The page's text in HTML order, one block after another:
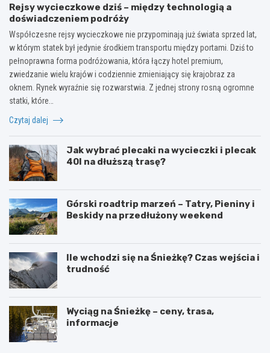
Rejsy wycieczkowe dziś – między technologią a
doświadczeniem podróży
Współczesne rejsy wycieczkowe nie przypominają już świata sprzed lat,
w którym statek był jedynie środkiem transportu między portami. Dziś to
pełnoprawna forma podróżowania, która łączy hotel premium,
zwiedzanie wielu krajów i codziennie zmieniający się krajobraz za
oknem. Rynek wyraźnie się rozwarstwia. Z jednej strony rosną ogromne
statki, które…
Czytaj dalej
Jak wybrać plecaki na wycieczki i plecak
40l na dłuższą trasę?
Górski roadtrip marzeń – Tatry, Pieniny i
Beskidy na przedłużony weekend
Ile wchodzi się na Śnieżkę? Czas wejścia i
trudność
Wyciąg na Śnieżkę – ceny, trasa,
informacje
W
O